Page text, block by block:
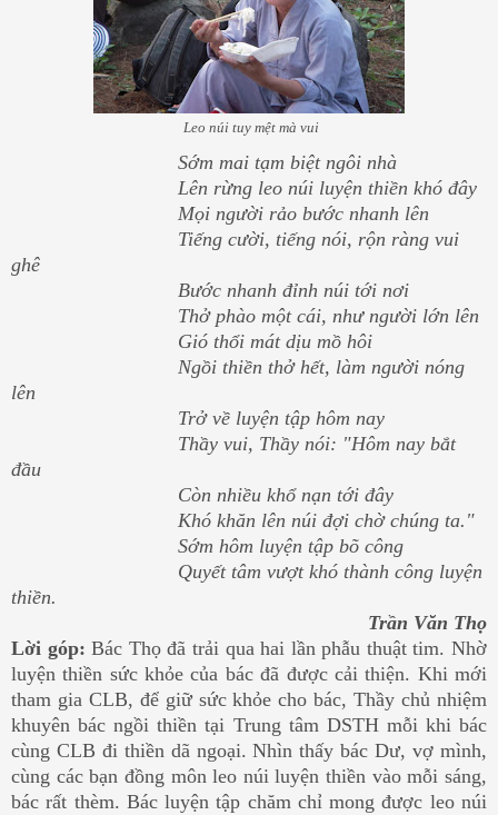
Leo núi tuy mệt mà vui
Sớm mai tạm biệt ngôi nhà
Lên rừng leo núi luyện thiền khó đây
Mọi người rảo bước nhanh lên
Tiếng cười, tiếng nói, rộn ràng vui
ghê
Bước nhanh đỉnh núi tới nơi
Thở phào một cái, như người lớn lên
Gió thổi mát dịu mồ hôi
Ngồi thiền thở hết, làm người nóng
lên
Trở về luyện tập hôm nay
Thầy vui, Thầy nói: "Hôm nay bắt
đầu
Còn nhiều khổ nạn tới đây
Khó khăn lên núi đợi chờ chúng ta."
Sớm hôm luyện tập bõ công
Quyết tâm vượt khó thành công luyện
thiền.
Trần Văn Thọ
Lời góp:Bác Thọ đã trải qua hai lần phẫu thuật tim. Nhờ
luyện thiền sức khỏe của bác đã được cải thiện. Khi mới
tham gia CLB, để giữ sức khỏe cho bác, Thầy chủ nhiệm
khuyên bác ngồi thiền tại Trung tâm DSTH mỗi khi bác
cùng CLB đi thiền dã ngoại. Nhìn thấy bác Dư, vợ mình,
cùng các bạn đồng môn leo núi luyện thiền vào mỗi sáng,
bác rất thèm. Bác luyện tập chăm chỉ mong được leo núi